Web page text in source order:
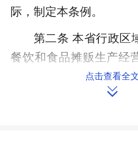
际，制定本条例。
第二条 本省行政区
餐饮和食品摊贩生产经
服务，适用本条例。
点击查看全
